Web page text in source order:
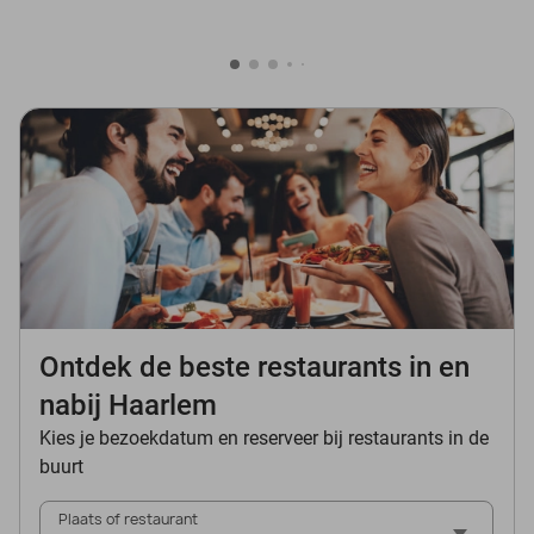
Ontdek de beste restaurants in en
nabij Haarlem
Kies je bezoekdatum en reserveer bij restaurants in de
buurt
Plaats of restaurant